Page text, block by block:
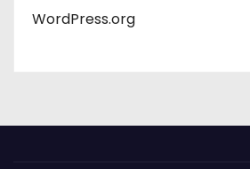
WordPress.org